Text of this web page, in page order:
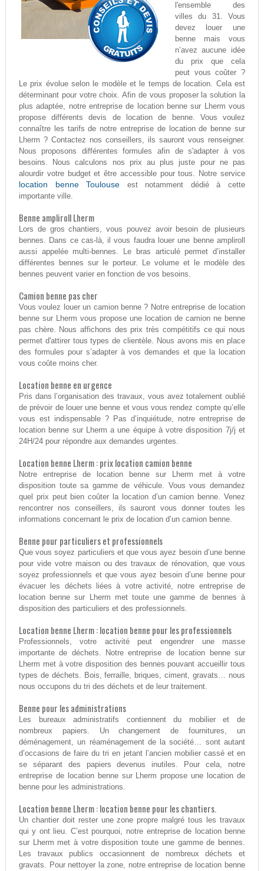
l'ensemble des
villes du 31. Vous
devez louer une
benne mais vous
n’avez aucune idée
du prix que cela
peut vous coûter ?
Le prix évolue selon le modèle et le temps de location. Cela est
déterminant pour votre choix. Afin de vous proposer la solution la
plus adaptée, notre entreprise de location benne sur Lherm vous
propose différents devis de location de benne. Vous voulez
connaître les tarifs de notre entreprise de location de benne sur
Lherm ? Contactez nos conseillers, ils sauront vous renseigner.
Nous proposons différentes formules afin de s'adapter à vos
besoins. Nous calculons nos prix au plus juste pour ne pas
alourdir votre budget et être accessible pour tous. Notre service
location benne Toulouse est notamment dédié à cette
importante ville.
Benne ampliroll Lherm
Lors de gros chantiers, vous pouvez avoir besoin de plusieurs
bennes. Dans ce cas-là, il vous faudra louer une benne ampliroll
aussi appelée multi-bennes. Le bras articulé permet d’installer
différentes bennes sur le porteur. Le volume et le modèle des
bennes peuvent varier en fonction de vos besoins.
Camion benne pas cher
Vous voulez louer un camion benne ? Notre entreprise de location
benne sur Lherm vous propose une location de camion ne benne
pas chère. Nous affichons des prix très compétitifs ce qui nous
permet d'attirer tous types de clientèle. Nous avons mis en place
des formules pour s’adapter à vos demandes et que la location
vous coûte moins cher.
Location benne en urgence
Pris dans l’organisation des travaux, vous avez totalement oublié
de prévoir de louer une benne et vous vous rendez compte qu’elle
vous est indispensable ? Pas d’inquiétude, notre entreprise de
location benne sur Lherm a une équipe à votre disposition 7j/j et
24H/24 pour répondre aux demandes urgentes.
Location benne Lherm : prix location camion benne
Notre entreprise de location benne sur Lherm met à votre
disposition toute sa gamme de véhicule. Vous vous demandez
quel prix peut bien coûter la location d’un camion benne. Venez
rencontrer nos conseillers, ils sauront vous donner toutes les
informations concernant le prix de location d’un camion benne.
Benne pour particuliers et professionnels
Que vous soyez particuliers et que vous ayez besoin d’une benne
pour vide votre maison ou des travaux de rénovation, que vous
soyez professionnels et que vous ayez besoin d’une benne pour
évacuer les déchets liées à votre activité, notre entreprise de
location benne sur Lherm met toute une gamme de bennes à
disposition des particuliers et des professionnels.
Location benne Lherm : location benne pour les professionnels
Professionnels, votre activité peut engendrer une masse
importante de déchets. Notre entreprise de location benne sur
Lherm met à votre disposition des bennes pouvant accueillir tous
types de déchets. Bois, ferraille, briques, ciment, gravats… nous
nous occupons du tri des déchets et de leur traitement.
Benne pour les administrations
Les bureaux administratifs contiennent du mobilier et de
nombreux papiers. Un changement de fournitures, un
déménagement, un réaménagement de la société… sont autant
d’occasions de faire du tri en jetant l’ancien mobilier cassé et en
se séparant des papiers devenus inutiles. Pour cela, notre
entreprise de location benne sur Lherm propose une location de
benne pour les administrations.
Location benne Lherm : location benne pour les chantiers.
Un chantier doit rester une zone propre malgré tous les travaux
qui y ont lieu. C’est pourquoi, notre entreprise de location benne
sur Lherm met à votre disposition toute une gamme de bennes.
Les travaux publics occasionnent de nombreux déchets et
gravats. Pour nettoyer la zone, notre entreprise de location benne